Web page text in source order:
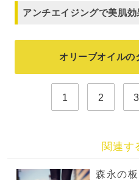
アンチエイジングで美肌効
オリーブオイルの
1 2 3
関連す
森永の